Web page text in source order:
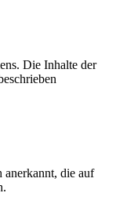
anerkannt, die auf